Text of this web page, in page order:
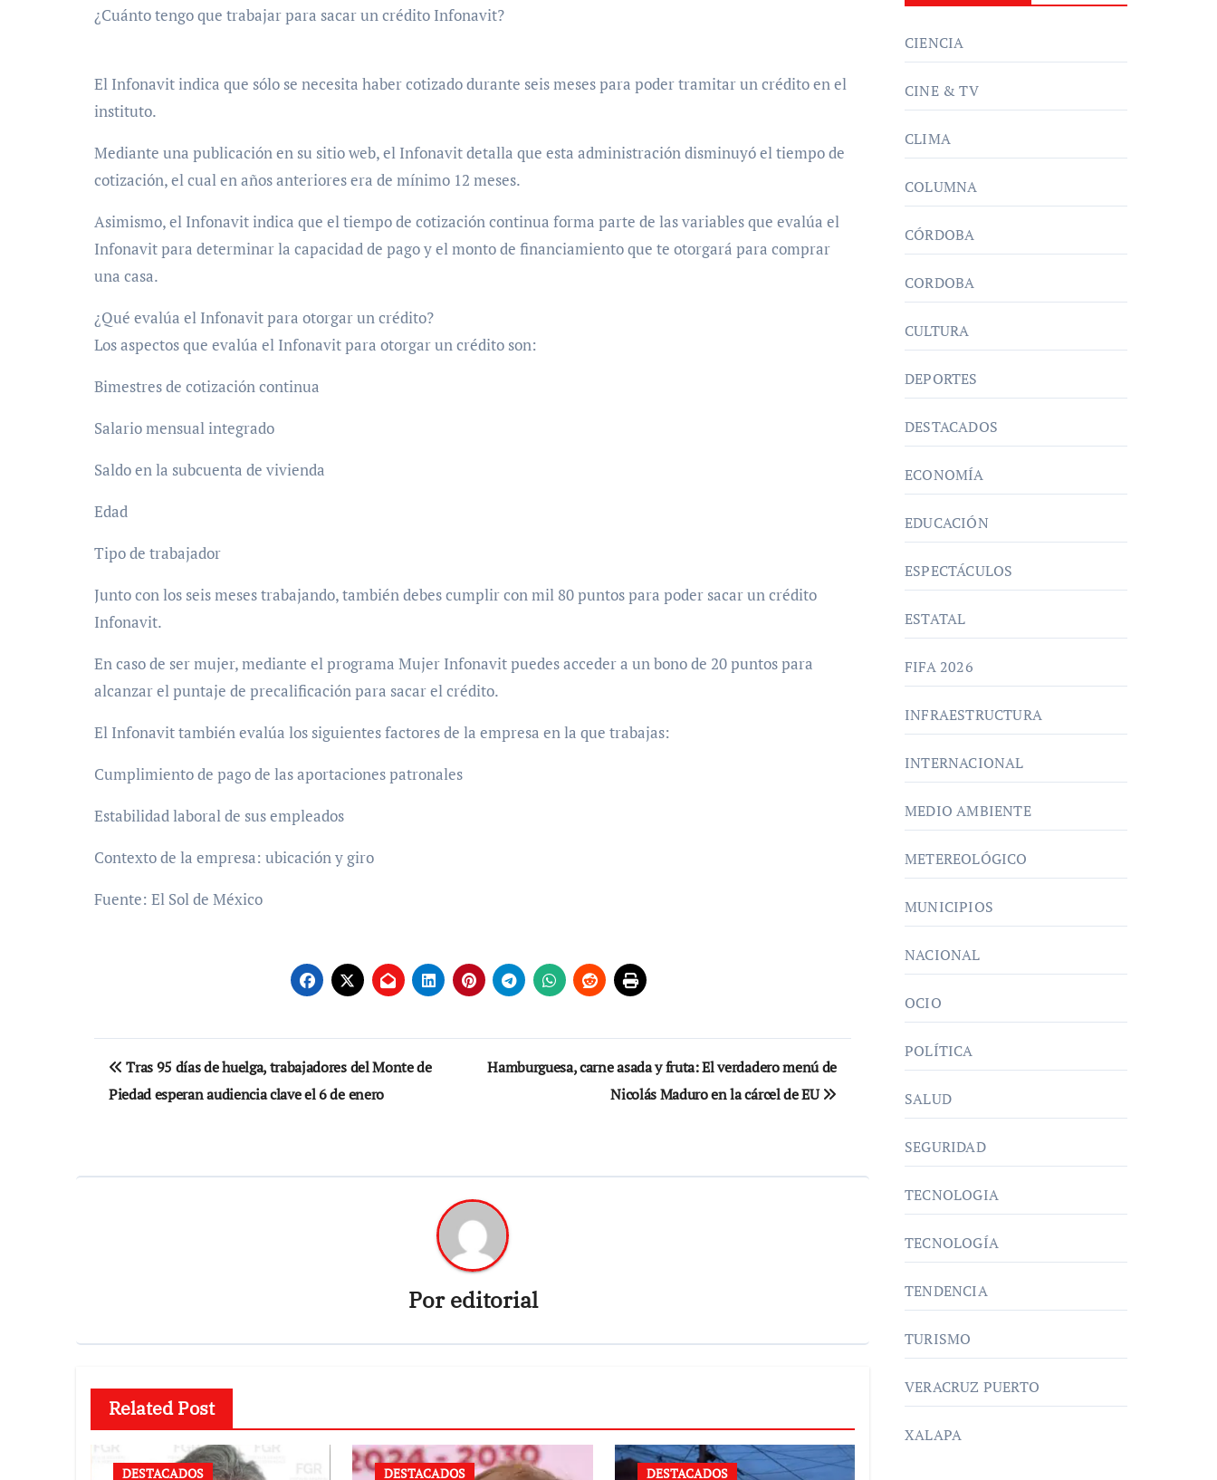
¿Cuánto tengo que trabajar para sacar un crédito Infonavit?
El Infonavit indica que sólo se necesita haber cotizado durante seis meses para poder tramitar un crédito en el
instituto.
Mediante una publicación en su sitio web, el Infonavit detalla que esta administración disminuyó el tiempo de
cotización, el cual en años anteriores era de mínimo 12 meses.
Asimismo, el Infonavit indica que el tiempo de cotización continua forma parte de las variables que evalúa el
Infonavit para determinar la capacidad de pago y el monto de financiamiento que te otorgará para comprar
una casa.
¿Qué evalúa el Infonavit para otorgar un crédito?
Los aspectos que evalúa el Infonavit para otorgar un crédito son:
Bimestres de cotización continua
Salario mensual integrado
Saldo en la subcuenta de vivienda
Edad
Tipo de trabajador
Junto con los seis meses trabajando, también debes cumplir con mil 80 puntos para poder sacar un crédito
Infonavit.
En caso de ser mujer, mediante el programa Mujer Infonavit puedes acceder a un bono de 20 puntos para
alcanzar el puntaje de precalificación para sacar el crédito.
El Infonavit también evalúa los siguientes factores de la empresa en la que trabajas:
Cumplimiento de pago de las aportaciones patronales
Estabilidad laboral de sus empleados
Contexto de la empresa: ubicación y giro
Fuente: El Sol de México
Navegación
de
Tras 95 días de huelga, trabajadores del Monte de
Piedad esperan audiencia clave el 6 de enero
Hamburguesa, carne asada y fruta: El verdadero menú de
Nicolás Maduro en la cárcel de EU
Poreditorial
Related Post
DESTACADOS
DESTACADOS
DESTACADOS
CIENCIA
CINE & TV
CLIMA
COLUMNA
CÓRDOBA
CORDOBA
CULTURA
DEPORTES
DESTACADOS
ECONOMÍA
EDUCACIÓN
ESPECTÁCULOS
ESTATAL
FIFA 2026
INFRAESTRUCTURA
INTERNACIONAL
MEDIO AMBIENTE
METEREOLÓGICO
MUNICIPIOS
NACIONAL
OCIO
POLÍTICA
SALUD
SEGURIDAD
TECNOLOGIA
TECNOLOGÍA
TENDENCIA
TURISMO
VERACRUZ PUERTO
XALAPA